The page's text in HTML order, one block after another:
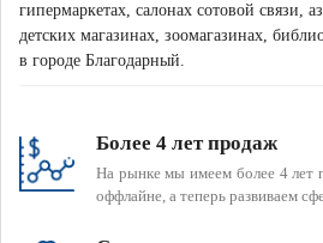
гипермаркетах, салонах сотовой связи,
детских магазинах, зоомагазинах,
в городе Благодарный.
Более 4 лет продаж
На рынке мы имеем более 4 лет
оффлайне, а теперь развиваем